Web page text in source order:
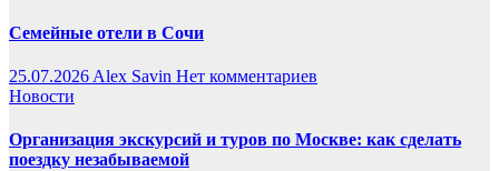
Семейные отели в Сочи
25.07.2026 Alex Savin Нет комментариев
Новости
Организация экскурсий и туров по Москве: как сделать
поездку незабываемой